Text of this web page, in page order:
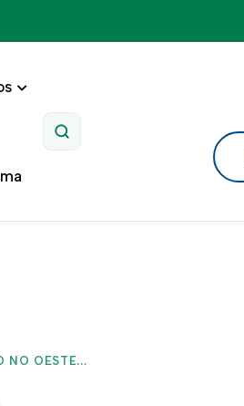
Pesquisar
NO OESTE...